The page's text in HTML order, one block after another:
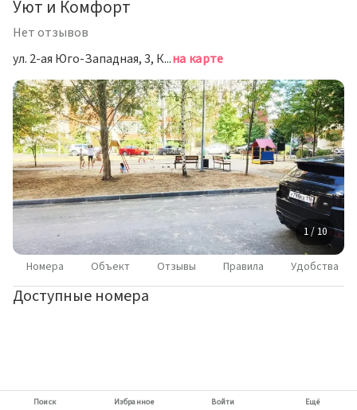
Уют и Комфорт
Нет отзывов
ул. 2-ая Юго-Западная, 3, Казаньна карте
1 / 10
Номера Объект Отзывы Правила Удобства
Доступные номера
Поиск Избранное Войти Ещё